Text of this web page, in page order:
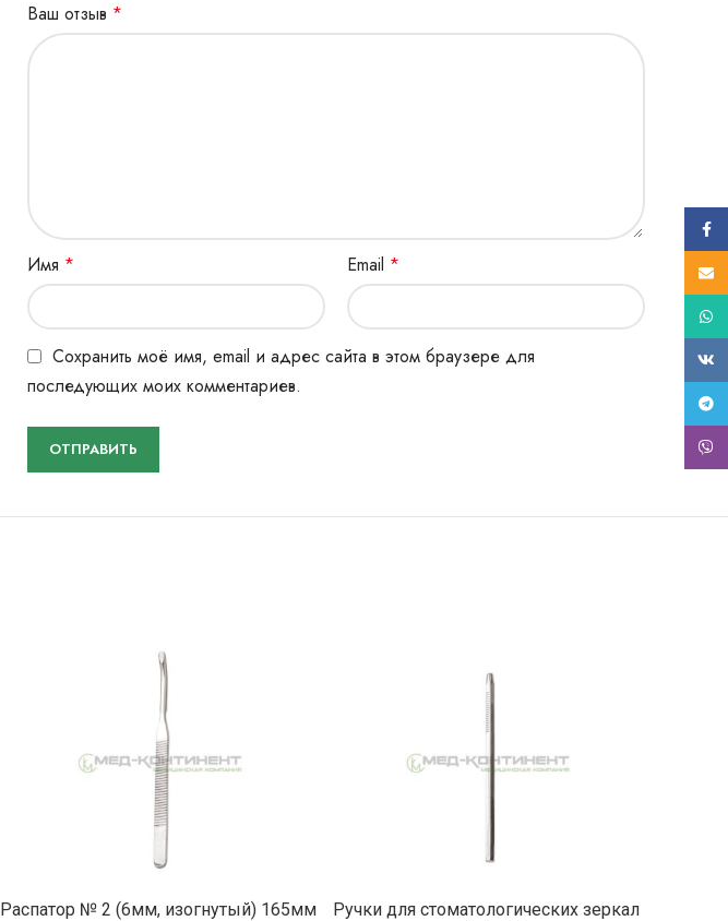
Ваш отзыв *
Имя * Email *
Сохранить моё имя, email и адрес сайта в этом браузере для
последующих моих комментариев.
ПОДРОБНЕЕ
Распатор № 2 (6мм, изогнутый) 165мм ПОДРОБНЕЕ
Ручки для стоматологических зеркал
E-mail
ВК
Viber